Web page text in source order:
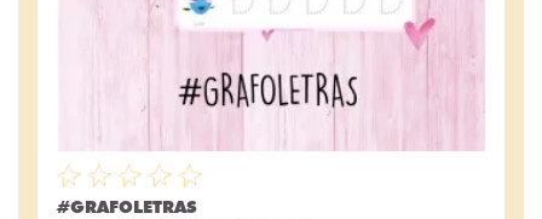
#GRAFOLETRAS